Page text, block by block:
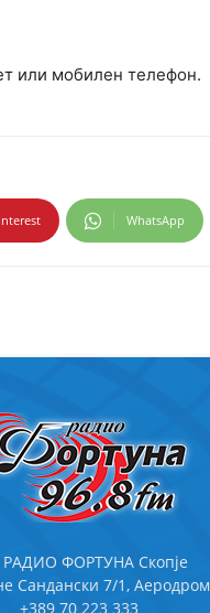
или мобилен телефон.
WhatsApp
РАДИО ФОРТУНА Скопје
Сандански 7/1, Аеродром
+389 70 223 333